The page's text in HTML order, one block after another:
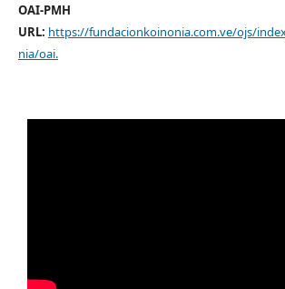
OAI-PMH
URL: https://fundacionkoinonia.com.ve/ojs/
nia/oai.